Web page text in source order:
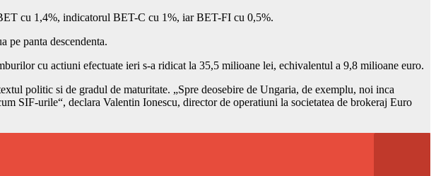
cu 1,4%, indicatorul BET-C cu 1%, iar BET-FI cu 0,5%.
pe panta descendenta.
cu actiuni efectuate ieri s-a ridicat la 35,5 milioane lei, echivalentul a 9,8 milioane euro.
politic si de gradul de maturitate. „Spre deosebire de Ungaria, de exemplu, noi inca
SIF-urile“, declara Valentin Ionescu, director de operatiuni la societatea de brokeraj Euro